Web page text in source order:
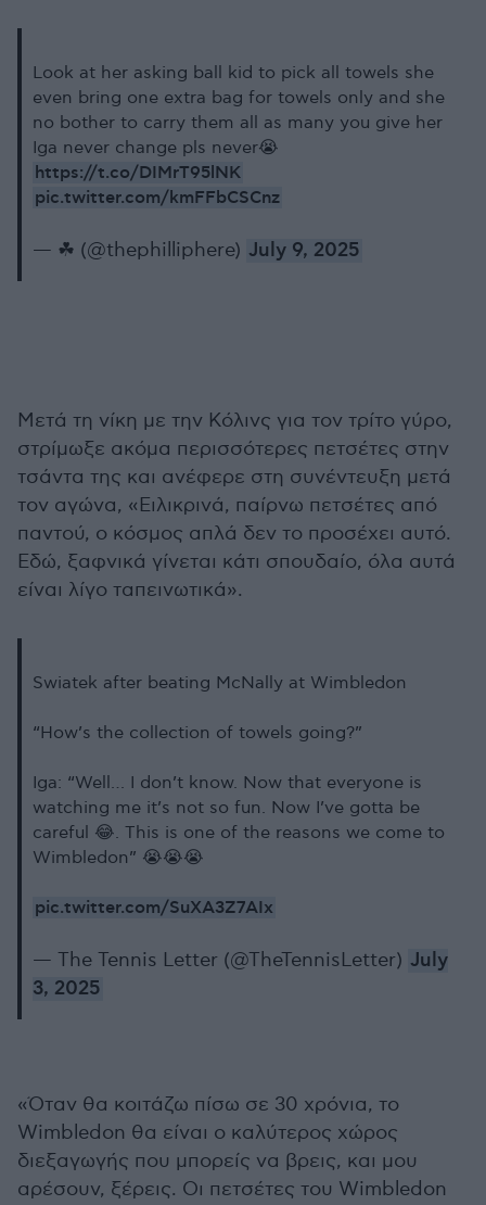
Look at her asking ball kid to pick all towels she
even bring one extra bag for towels only and she
no bother to carry them all as many you give her
Iga never change pls never😭
https://t.co/DIMrT95lNK
pic.twitter.com/kmFFbCSCnz
— ☘︎ (@thephilliphere) July 9, 2025
Μετά τη νίκη με την Κόλινς για τον τρίτο γύρο,
στρίμωξε ακόμα περισσότερες πετσέτες στην
τσάντα της και ανέφερε στη συνέντευξη μετά
τον αγώνα, «Ειλικρινά, παίρνω πετσέτες από
παντού, ο κόσμος απλά δεν το προσέχει αυτό.
Εδώ, ξαφνικά γίνεται κάτι σπουδαίο, όλα αυτά
είναι λίγο ταπεινωτικά».
Swiatek after beating McNally at Wimbledon
“How’s the collection of towels going?”
Iga: “Well… I don’t know. Now that everyone is
watching me it’s not so fun. Now I’ve gotta be
careful 😂. This is one of the reasons we come to
Wimbledon” 😭😭😭
pic.twitter.com/SuXA3Z7AIx
— The Tennis Letter (@TheTennisLetter) July
3, 2025
«Όταν θα κοιτάζω πίσω σε 30 χρόνια, το
Wimbledon θα είναι ο καλύτερος χώρος
διεξαγωγής που μπορείς να βρεις, και μου
αρέσουν, ξέρεις. Οι πετσέτες του Wimbledon